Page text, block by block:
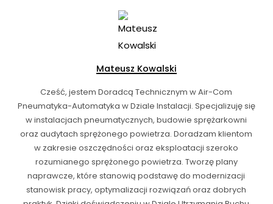
Mateusz Kowalski
Cześć, jestem Doradcą Technicznym w Air-Com
Pneumatyka-Automatyka w Dziale Instalacji. Specjalizuję się
w instalacjach pneumatycznych, budowie sprężarkowni
oraz audytach sprężonego powietrza. Doradzam klientom
w zakresie oszczędności oraz eksploatacji szeroko
rozumianego sprężonego powietrza. Tworzę plany
naprawcze, które stanowią podstawę do modernizacji
stanowisk pracy, optymalizacji rozwiązań oraz dobrych